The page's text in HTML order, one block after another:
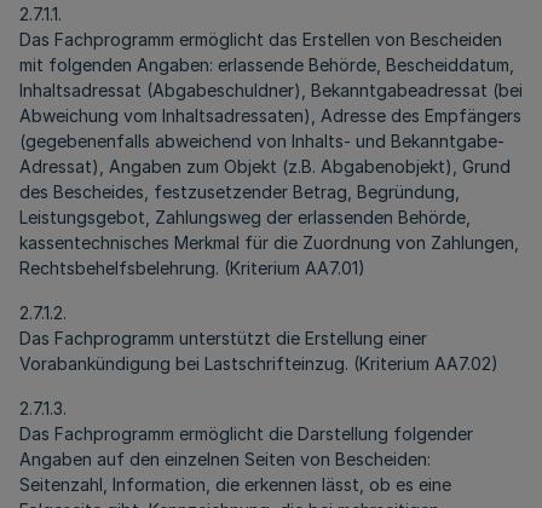
2.7.1.1.
Das Fachprogramm ermöglicht das Erstellen von Bescheiden
mit folgenden Angaben: erlassende Behörde, Bescheiddatum,
Inhaltsadressat (Abgabeschuldner), Bekanntgabeadressat (bei
Abweichung vom Inhaltsadressaten), Adresse des Empfängers
(gegebenenfalls abweichend von Inhalts- und Bekanntgabe-
Adressat), Angaben zum Objekt (z.B. Abgabenobjekt), Grund
des Bescheides, festzusetzender Betrag, Begründung,
Leistungsgebot, Zahlungsweg der erlassenden Behörde,
kassentechnisches Merkmal für die Zuordnung von Zahlungen,
Rechtsbehelfsbelehrung. (Kriterium AA7.01)
2.7.1.2.
Das Fachprogramm unterstützt die Erstellung einer
Vorabankündigung bei Lastschrifteinzug. (Kriterium AA7.02)
2.7.1.3.
Das Fachprogramm ermöglicht die Darstellung folgender
Angaben auf den einzelnen Seiten von Bescheiden:
Seitenzahl, Information, die erkennen lässt, ob es eine